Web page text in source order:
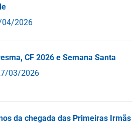
2026
CF 2026 e Semana Santa
03/2026
da chegada das Primeiras Irmãs